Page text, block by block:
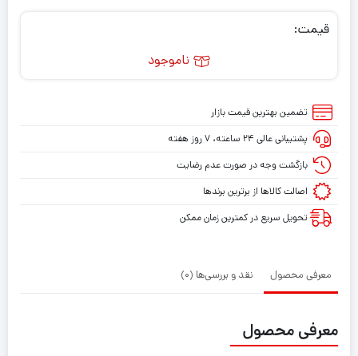
قیمت:
ناموجود
تضمین بهترین قیمت بازار
پشتیبانی عالی ۲۴ ساعته، ۷ روز هفته
بازگشت وجه در صورت عدم رضایت
اصالت کالاها از برترین برندها
تحویل سریع در کمترین زمان ممکن
معرفی محصول نقد و بررسی‌ها (0)
معرفی محصول